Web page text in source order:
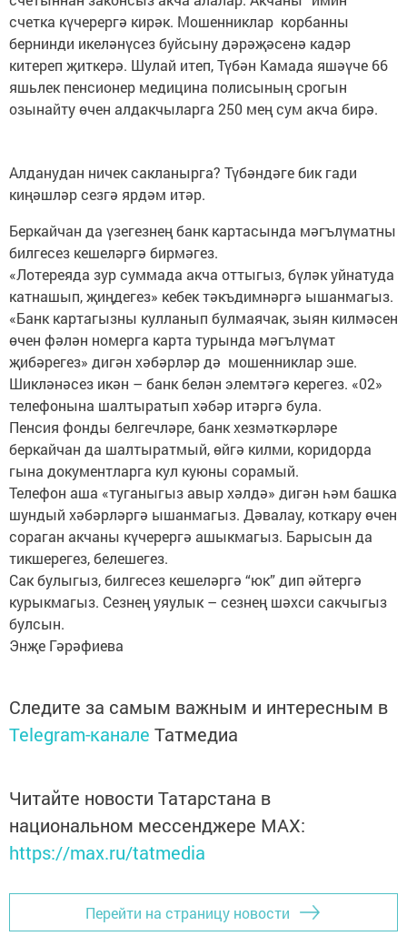
счетка күчерергә кирәк. Мошенниклар корбанны
бернинди икеләнүсез буйсыну дәрәҗәсенә кадәр
китереп җиткерә. Шулай итеп, Түбән Камада яшәүче 66
яшьлек пенсионер медицина полисының срогын
озынайту өчен алдакчыларга 250 мең сум акча бирә.
Алданудан ничек сакланырга? Түбәндәге бик гади
киңәшләр сезгә ярдәм итәр.
Беркайчан да үзегезнең банк картасында мәгълүматны
билгесез кешеләргә бирмәгез.
«Лотереяда зур суммада акча оттыгыз, бүләк уйнатуда
катнашып, җиңдегез» кебек тәкъдимнәргә ышанмагыз.
«Банк картагызны кулланып булмаячак, зыян килмәсен
өчен фәлән номерга карта турында мәгълүмат
җибәрегез» дигән хәбәрләр дә мошенниклар эше.
Шикләнәсез икән – банк белән элемтәгә керегез. «02»
телефонына шалтыратып хәбәр итәргә була.
Пенсия фонды белгечләре, банк хезмәткәрләре
беркайчан да шалтыратмый, өйгә килми, коридорда
гына документларга кул куюны сорамый.
Телефон аша «туганыгыз авыр хәлдә» дигән һәм башка
шундый хәбәрләргә ышанмагыз. Дәвалау, коткару өчен
сораган акчаны күчерергә ашыкмагыз. Барысын да
тикшерегез, белешегез.
Сак булыгыз, билгесез кешеләргә “юк” дип әйтергә
курыкмагыз. Сезнең уяулык – сезнең шәхси сакчыгыз
булсын.
Энҗе Гәрәфиева
Следите за самым важным и интересным в
Telegram-канале Татмедиа
Читайте новости Татарстана в
национальном мессенджере MАХ:
https://max.ru/tatmedia
Перейти на страницу новости